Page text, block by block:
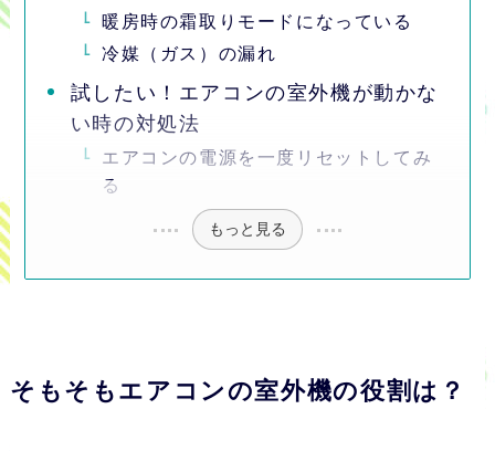
暖房時の霜取りモードになっている
冷媒（ガス）の漏れ
試したい！エアコンの室外機が動かな
い時の対処法
エアコンの電源を一度リセットしてみ
る
もっと見る
そもそもエアコンの室外機の役割は？